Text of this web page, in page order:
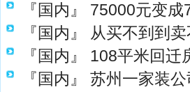
『国内』
75000元变成
『国内』
从买不到到
『国内』
108平米回迁
『国内』
苏州一家装